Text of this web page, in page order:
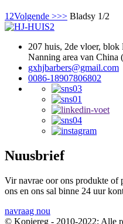
1 2Volgende >>> Bladsy 1/2
207 huis, 2de vloer,
Nanning area van China
gxhjbarbers@gmail.com
0086-18907806802
Nuusbrief
Vir navrae oor ons produkte of
ons en ons sal binne 24 uur
navraag nou
© Kopiereg - 2010-2022: Alle